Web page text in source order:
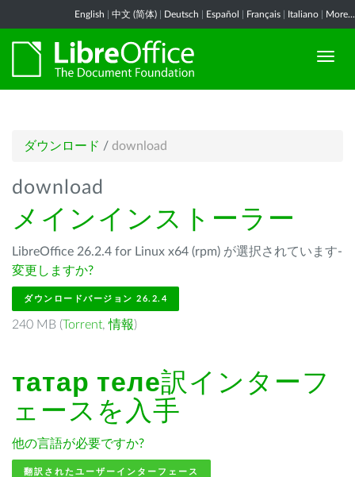
English 中文 (简体) Deutsch Español Français Italiano More...
ダウンロード / download
download
メインインストーラー
LibreOffice 26.2.4 for Linux x64 (rpm) が選択されています-
変更しますか?
ダウンロードバージョン 26.2.4
240 MB (Torrent,情報)
татар теле訳インターフ
ェースを入手
他の言語が必要ですか?
翻訳されたユーザーインターフェース